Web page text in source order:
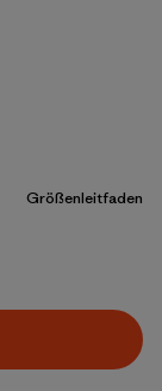
Größenleitfaden